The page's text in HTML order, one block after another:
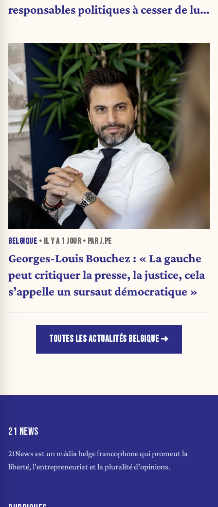
responsables politiques à cesser de lui
BELGIQUE • IL Y A 1 JOUR• PAR J.PE
Georges-Louis Bouchez : « La gauche
peut critiquer la presse, la justice, cela
s’appelle un sursaut démocratique »
TOUTES LES ACTUALITÉS BELGIQUE
21 NEWS
21News est un média belge francophone qui promeut la
liberté, l'entrepreneuriat et la pluralité d'opinions.